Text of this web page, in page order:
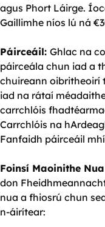
agus Phort Láirge.
Gaillimhe níos lú ná
Páirceáil: Ghlac na
páirceála chun iad a
chuireann oibritheoirí
iad na rátaí
carrchlóis
Carrchlóis na
Fanfaidh páirceáil
Foinsí Maoinithe
don
nua a fhiosrú chun
n-áirítear: